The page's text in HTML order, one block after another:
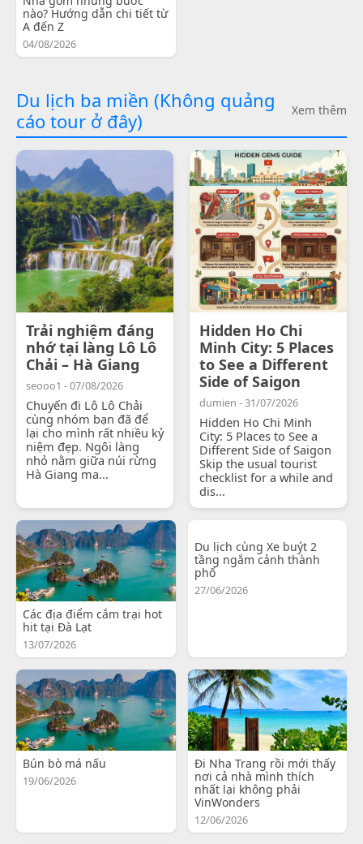
nào? Hướng dẫn chi tiết từ
A đến Z
04/08/2026
Du lịch ba miền (Không quảng
cáo tour ở đây)
Xem thêm
Trải nghiệm đáng
nhớ tại làng Lô Lô
Chải – Hà Giang
seooo1 - 07/08/2026
Chuyến đi Lô Lô Chải
cùng nhóm bạn đã để
lại cho mình rất nhiều kỷ
niệm đẹp. Ngôi làng
nhỏ nằm giữa núi rừng
Hà Giang ma...
Hidden Ho Chi
Minh City: 5 Places
to See a Different
Side of Saigon
dumien - 31/07/2026
Hidden Ho Chi Minh
City: 5 Places to See a
Different Side of Saigon
Skip the usual tourist
checklist for a while and
dis...
Các địa điểm cắm trại hot
hit tại Đà Lạt
13/07/2026
Du lịch cùng Xe buýt 2
tầng ngắm cảnh thành
phố
27/06/2026
Bún bò má nấu
19/06/2026
Đi Nha Trang rồi mới thấy
nơi cả nhà mình thích
nhất lại không phải
VinWonders
12/06/2026